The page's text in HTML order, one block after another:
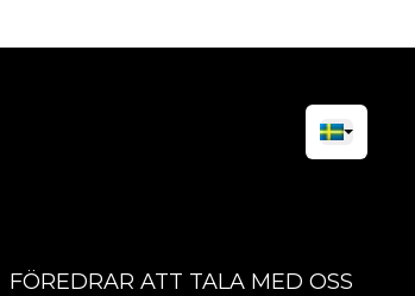
FÖREDRAR ATT TALA MED OSS